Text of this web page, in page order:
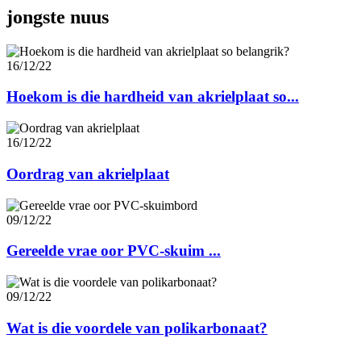
jongste nuus
16/12/22
Hoekom is die hardheid van akrielplaat so...
16/12/22
Oordrag van akrielplaat
09/12/22
Gereelde vrae oor PVC-skuim ...
09/12/22
Wat is die voordele van polikarbonaat?